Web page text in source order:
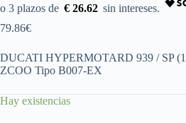
€ 26.62
79.86€
DUCATI HYPERMOTARD 939 / SP
ZCOO Tipo B007-EX
Hay existencias